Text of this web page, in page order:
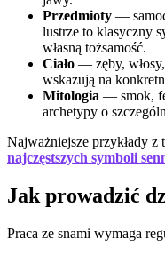
Przedmioty —
lustrze to klasyczny
własną tożsamość.
Ciało — zęby, włosy,
wskazują na
Mitologia — smok,
archetypy o
Najważniejsze przykłady
najczęstszych symboli
Jak prowadzić
Praca ze snami wymaga